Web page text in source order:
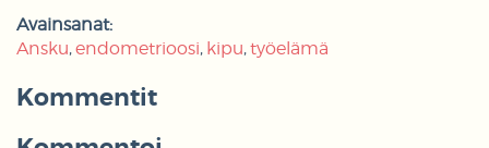
Avainsanat:
Ansku endometrioosi kipu työelämä
Kommentit